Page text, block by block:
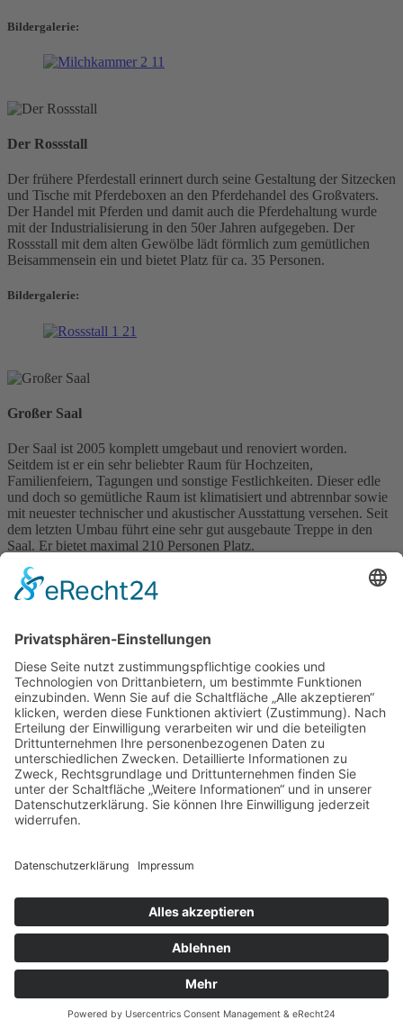
Bildergalerie:
Der Rossstall
Der frühere Pferdestall erinnert durch seine Gestaltung der Sitzecken
und Tische mit Pferdeboxen an den Pferdehandel des Großvaters.
Der Handel mit Pferden und damit auch die Pferdehaltung wurde
mit der Industrialisierung in den 50er Jahren aufgegeben. Der
Rossstall mit dem alten Gewölbe lädt förmlich zum gemütlichen
Beisammensein ein und bietet Platz für ca. 35 Personen.
Bildergalerie:
Großer Saal
Der Saal ist 2005 komplett umgebaut und renoviert worden.
Seitdem ist er ein sehr beliebter Raum für Hochzeiten,
Familienfeiern, Tagungen und sonstige Festlichkeiten. Dieser edle
und doch so gemütliche Raum ist klimatisiert und abtrennbar sowie
mit neuester technischer und akustischer Ausstattung versehen. Seit
dem letzten Umbau führt eine sehr gut ausgebaute Treppe in den
Saal. Er bietet maximal 210 Personen Platz.
Bildergalerie:
Der Weinstall
Der Weinstall ist 2008 aus unserem Stall entstanden. Ursprünglich
wurde er als Weinstube für Hochzeiten geplant. Mittlerweile wird er
auch häufig für Geburtagsfeiern und sonstige Partys genutzt. Er
bietet maximal 170 Personen Platz.
Bildergalerie:
Anfragen und Reservierung
Weg zu uns
Datenschutz
Familie Rauch • Kirchstraße 17 • 85447 Grucking/Fraunberg • T:
+49 8122 892450 • E:info@gasthaus-rauch.de